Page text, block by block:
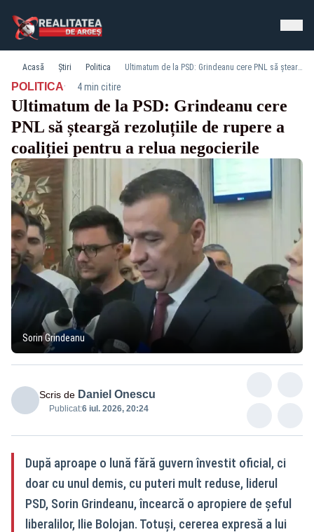
Acasă Știri Politica Ultimatum de la PSD: Grindeanu cere PNL să șteargă rezoluțiile de rupere a coaliției pentru a relua negocierile
POLITICA· 4 min citire
Ultimatum de la PSD: Grindeanu cere
PNL să șteargă rezoluțiile de rupere a
coaliției pentru a relua negocierile
Sorin Grindeanu
Scris de Daniel Onescu
Publicat:6 iul. 2026, 20:24
După aproape o lună fără guvern învestit oficial, ci
doar cu unul demis, cu puteri mult reduse, liderul
PSD, Sorin Grindeanu, încearcă o apropiere de șeful
liberalilor, Ilie Bolojan. Totuși, cererea expresă a lui